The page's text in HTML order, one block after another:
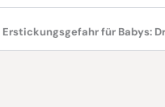
Erstickungsgefahr für Babys: